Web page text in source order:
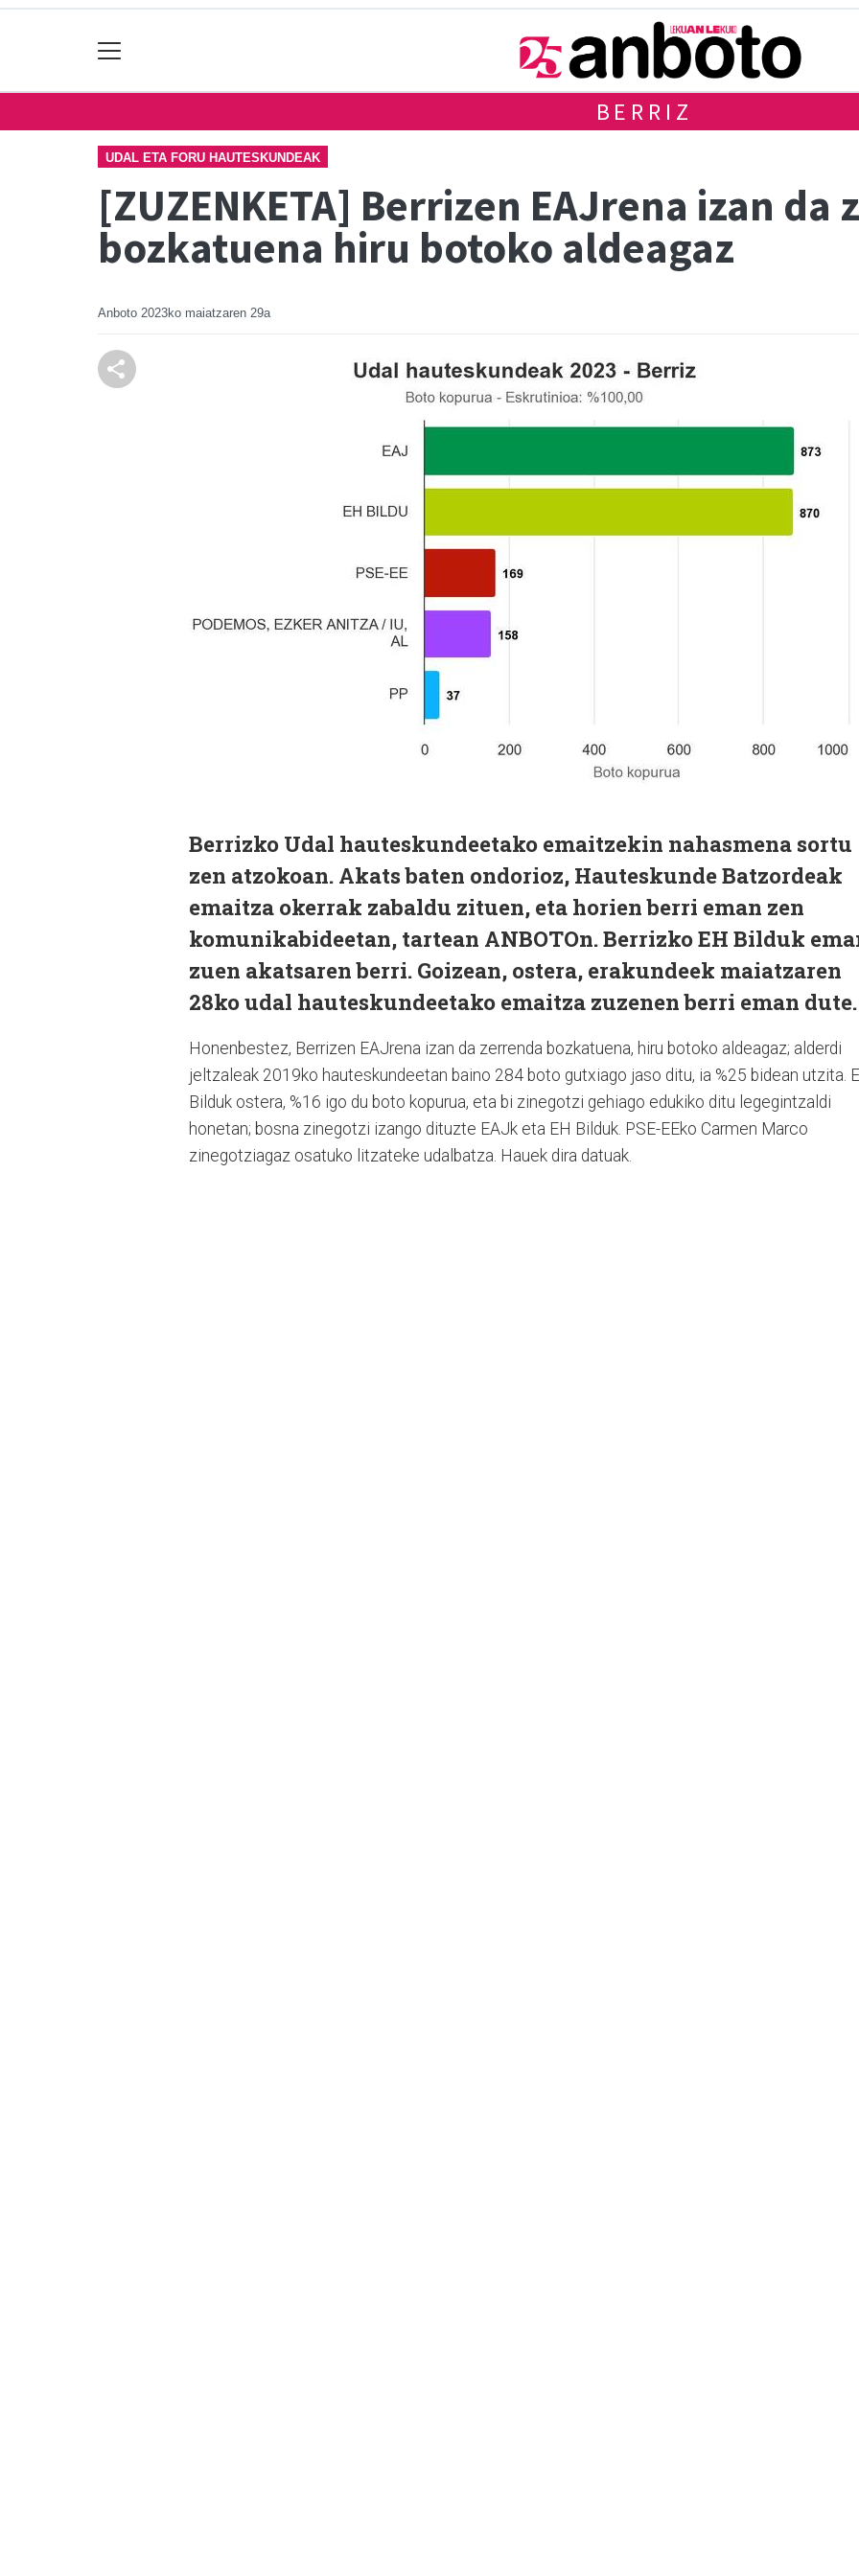
BERRIZ
UDAL ETA FORU HAUTESKUNDEAK
[ZUZENKETA] Berrizen EAJrena izan da
bozkatuena hiru botoko aldeagaz
Anboto 2023ko maiatzaren 29a
Berrizko Udal hauteskundeetako emaitzekin nahasmena sortu
zen atzokoan. Akats baten ondorioz, Hauteskunde Batzordeak
emaitza okerrak zabaldu zituen, eta horien berri eman zen
komunikabideetan, tartean ANBOTOn. Berrizko EH Bilduk
zuen akatsaren berri. Goizean, ostera, erakundeek maiatzaren
28ko udal hauteskundeetako emaitza zuzenen berri eman dute.
Honenbestez, Berrizen EAJrena izan da zerrenda bozkatuena, hiru botoko aldeagaz; alderdi
jeltzaleak 2019ko hauteskundeetan baino 284 boto gutxiago jaso ditu, ia %25 bidean utzita.
Bilduk ostera, %16 igo du boto kopurua, eta bi zinegotzi gehiago edukiko ditu legegintzaldi
honetan; bosna zinegotzi izango dituzte EAJk eta EH Bilduk. PSE-EEko Carmen Marco
zinegotziagaz osatuko litzateke udalbatza. Hauek dira datuak.